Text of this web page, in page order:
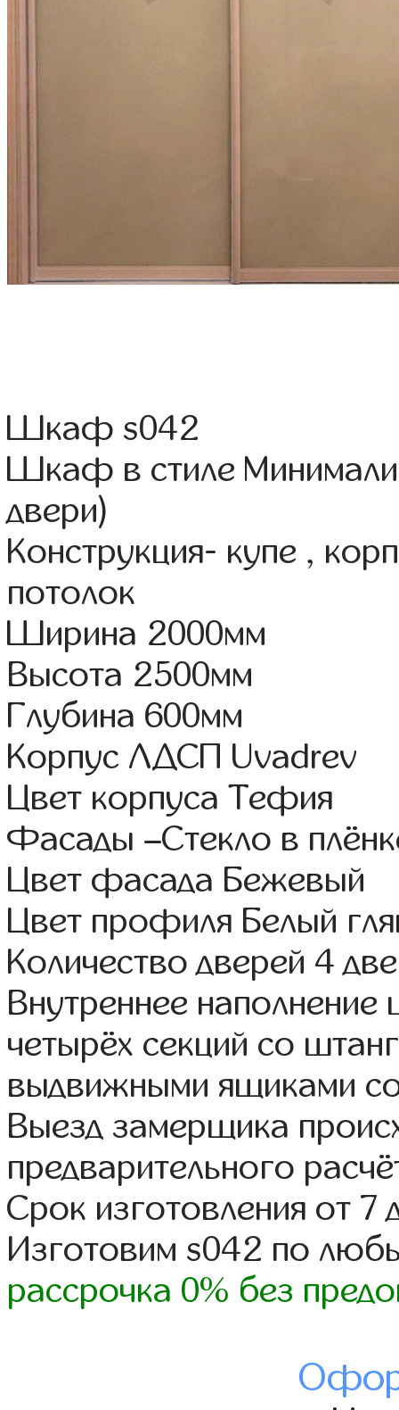
Шкаф s042
Шкаф в стиле
двери)
Конструкция- купе ,
потолок
Ширина 2000мм
Высота 2500мм
Глубина 600мм
Корпус ЛДСП Uvadrev
Цвет корпуса Тефия
Фасады –Стекло в
Цвет фасада Бежевый
Цвет профиля Белый
Количество дверей 4
Внутреннее
четырёх секций со
выдвижными ящиками
Выезд замерщика
предварительного
Срок изготовления от 7
Изготовим s042 по
рассрочка 0% без